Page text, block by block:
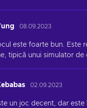
08.09.2023
este foarte bun. Este
tipică unui simulator de
02.09.2023
un joc decent, dar